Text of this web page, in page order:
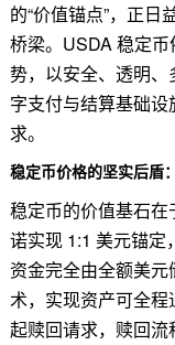
的“价值锚点”，正
桥梁。USDA 稳定
势，以安全、透明
字支付与结算基础
求。
稳定币价格的坚实后盾
稳定币的价值基石
诺实现 1:1 美元锚定
资金完全由全额美
术，实现资产可全
起赎回请求，赎回